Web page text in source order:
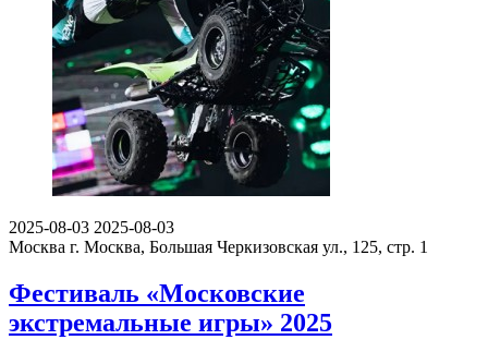
2025-08-03 2025-08-03
Москва г. Москва, Большая Черкизовская ул., 125, стр. 1
Фестиваль «Московские
экстремальные игры» 2025